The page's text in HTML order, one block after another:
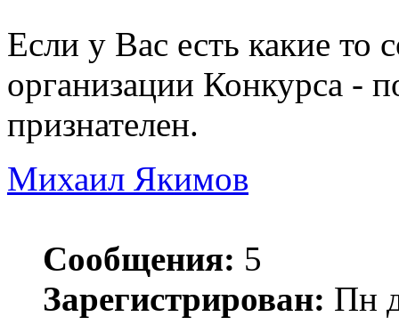
Если у Вас есть какие то
организации Конкурса -
признателен.
Михаил Якимов
Сообщения: 5
Зарегистрирован: Пн